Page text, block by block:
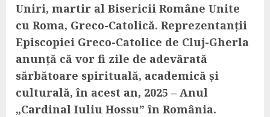
Uniri, martir al Bisericii Române Unite
cu Roma, Greco-Catolică. Reprezentanții
Episcopiei Greco-Catolice de Cluj-Gherla
anunță că vor fi zile de adevărată
sărbătoare spirituală, academică și
culturală, în acest an, 2025 – Anul
„Cardinal Iuliu Hossu” în România.